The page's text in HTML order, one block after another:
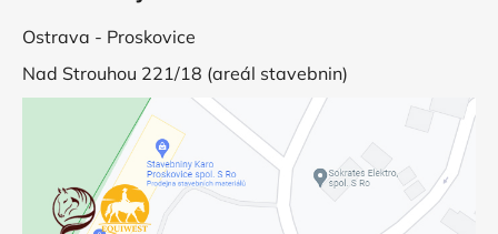
Ostrava - Proskovice
Nad Strouhou 221/18 (areál stavebnin)